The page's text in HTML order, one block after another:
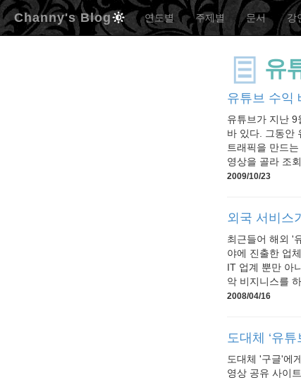
Channy's Blog 연도별 주제별 문서 강
유
유튜브 수익
유튜브가 지난 9
바 있다. 그동안
트래픽을 만드
영상을 골라 조
2009/10/23
외국 서비스
최근들어 해외 '
야에 진출한 업
IT 업계 뿐만 아
악 비지니스를 하
2008/04/16
도대체 ‘유
도대체 '구글'에
영상 공유 사이